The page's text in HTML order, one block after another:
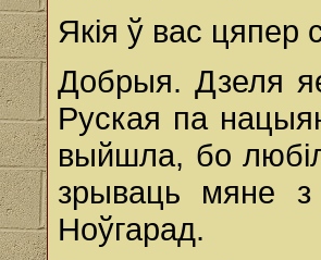
Якія ў вас цяпер
Добрыя. Дзеля
Руская па
выйшла, бо
зрываць мяне
Ноўгарад.